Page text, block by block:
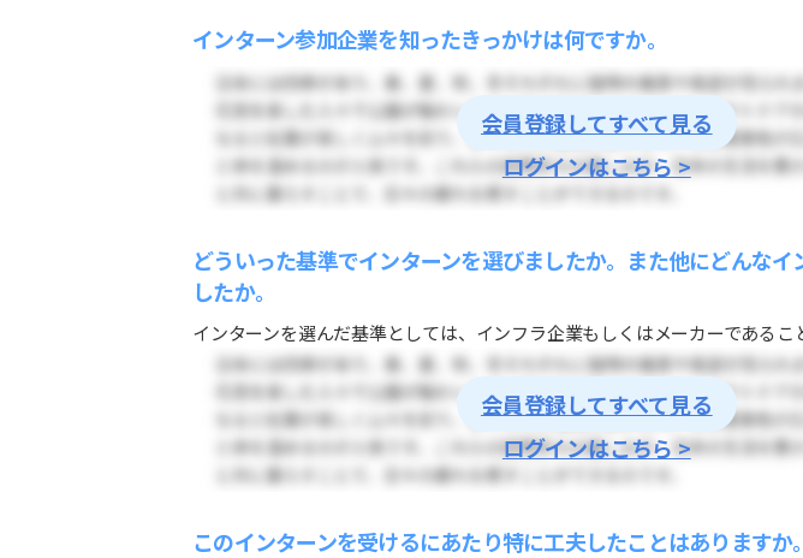
インターン参加企業を知ったきっかけは何ですか。
会員登録してすべて見る
ログインはこちら >
どういった基準でインターンを選びましたか。また他にどんなイ
したか。
インターンを選んだ基準としては、インフラ企業もしくはメーカーであるこ
会員登録してすべて見る
ログインはこちら >
このインターンを受けるにあたり特に工夫したことはありますか。